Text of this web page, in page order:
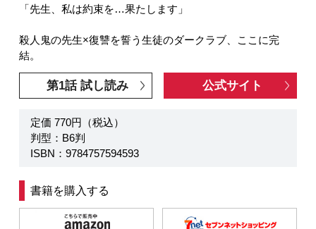
「先生、私は約束を…果たします」
殺人鬼の先生×復讐を誓う生徒のダークラブ、ここに完
結。
第1話 試し読み 公式サイト
定価 770円（税込）
判型：B6判
ISBN：9784757594593
書籍を購入する